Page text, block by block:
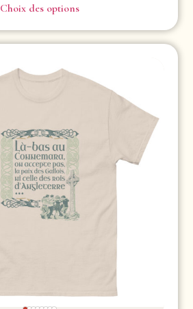
Choix des options